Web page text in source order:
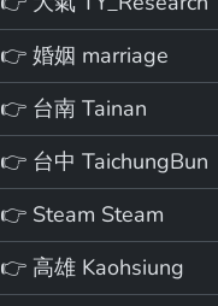
👉 婚姻 marriage
👉 台南 Tainan
👉 台中 TaichungBun
👉 Steam Steam
👉 高雄 Kaohsiung